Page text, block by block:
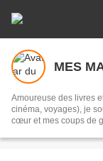
MES
Amoureuse des livres
cinéma, voyages), je
cœur et mes coups de